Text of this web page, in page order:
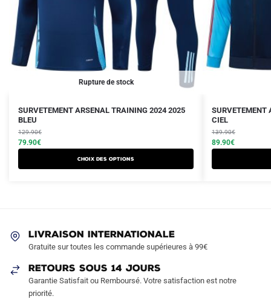
Rupture de stock
SURVETEMENT ARSENAL TRAINING 2024 2025
BLEU
129.90€
Le
prix
initial
était :
79.90€
Le
prix
actuel
est :
Choix des options
Ce
produit
a
plusieurs
variations.
choisies
la
page
SURVETEMENT
CIEL
139.90€
Le
prix
initial
était :
89.90€
Le
prix
actuel
est :
Ce
produit
a
plusieurs
variations.
page
LIVRAISON INTERNATIONALE
Gratuite sur toutes les commande supérieures à 99€
RETOURS SOUS 14 JOURS
Garantie Satisfait ou Remboursé. Votre satisfaction est notre
priorité.